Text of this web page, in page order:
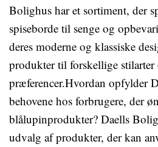
Bolighus har et sortiment, der
spiseborde til senge og
deres moderne og klassiske
produkter til forskellige stilarter
præferencer.Hvordan opfylder
behovene hos forbrugere, der
blålupinprodukter? Daells
udvalg af produkter, der kan